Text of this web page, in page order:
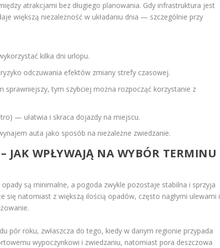
atrakcjami bez długiego planowania. Gdy infrastruktura jest
większą niezależność w układaniu dnia — szczególnie przy
kilka dni urlopu.
odczuwania efektów zmiany strefy czasowej.
sprawniejszy, tym szybciej można rozpocząć korzystanie z
— ułatwia i skraca dojazdy na miejscu.
auta jako sposób na niezależne zwiedzanie.
JAK WPŁYWAJĄ NA WYBÓR TERMINU
opady są minimalne, a pogoda zwykle pozostaje stabilna i sprzyja
się natomiast z większą ilością opadów, często nagłymi ulewami i
pór roku, zwłaszcza do tego, kiedy w danym regionie przypada
wypoczynkowi i zwiedzaniu, natomiast pora deszczowa